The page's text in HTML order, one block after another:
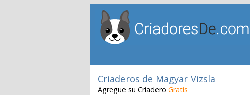
Criaderos de Magyar Vizsla
Agregue su Criadero Gratis